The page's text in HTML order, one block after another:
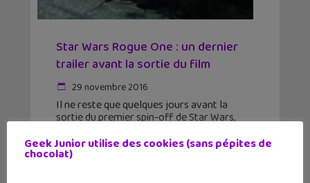
Star Wars Rogue One : un dernier
trailer avant la sortie du film
29 novembre 2016
Il ne reste que quelques jours avant la
sortie du premier spin-off de Star Wars,
de trailers pour faire la promotion du film
dont ce dernier avec le
Geek Junior utilise des cookies (sans pépites de
chocolat)